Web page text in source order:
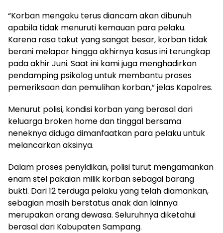
“Korban mengaku terus diancam akan dibunuh
apabila tidak menuruti kemauan para pelaku.
Karena rasa takut yang sangat besar, korban tidak
berani melapor hingga akhirnya kasus ini terungkap
pada akhir Juni. Saat ini kami juga menghadirkan
pendamping psikolog untuk membantu proses
pemeriksaan dan pemulihan korban,” jelas Kapolres.
Menurut polisi, kondisi korban yang berasal dari
keluarga broken home dan tinggal bersama
neneknya diduga dimanfaatkan para pelaku untuk
melancarkan aksinya.
Dalam proses penyidikan, polisi turut mengamankan
enam stel pakaian milik korban sebagai barang
bukti. Dari 12 terduga pelaku yang telah diamankan,
sebagian masih berstatus anak dan lainnya
merupakan orang dewasa. Seluruhnya diketahui
berasal dari Kabupaten Sampang.